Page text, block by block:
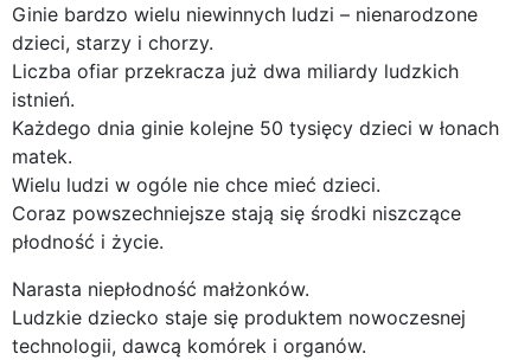
Ginie bardzo wielu niewinnych ludzi – nienarodzone
dzieci, starzy i chorzy.
Liczba ofiar przekracza już dwa miliardy ludzkich
istnień.
Każdego dnia ginie kolejne 50 tysięcy dzieci w łonach
matek.
Wielu ludzi w ogóle nie chce mieć dzieci.
Coraz powszechniejsze stają się środki niszczące
płodność i życie.
Narasta niepłodność małżonków.
Ludzkie dziecko staje się produktem nowoczesnej
technologii, dawcą komórek i organów.